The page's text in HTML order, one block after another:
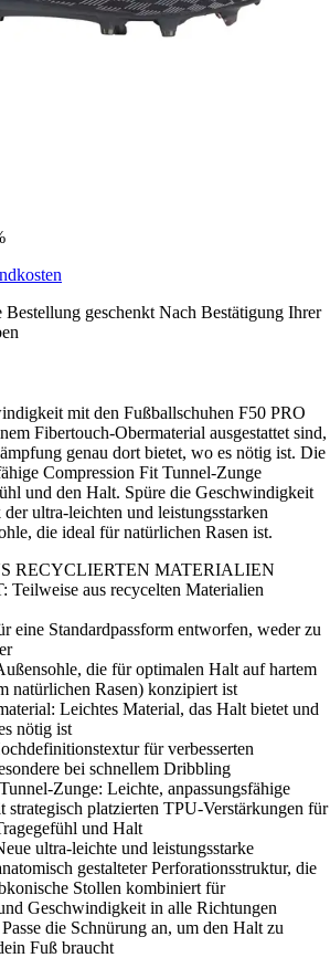
Bestellung geschenkt Nach Bestätigung Ihrer
mit den Fußballschuhen F50 PRO
Fibertouch-Obermaterial ausgestattet sind,
genau dort bietet, wo es nötig ist. Die
Compression Fit Tunnel-Zunge
und den Halt. Spüre die Geschwindigkeit
ultra-leichten und leistungsstarken
die ideal für natürlichen Rasen ist.
RECYCLIERTEN MATERIALIEN
aus recycelten Materialien
eine Standardpassform entworfen, weder zu
die für optimalen Halt auf hartem
natürlichen Rasen) konzipiert ist
Leichtes Material, das Halt bietet und
nötig ist
für verbesserten
bei schnellem Dribbling
Zunge: Leichte, anpassungsfähige
strategisch platzierten TPU-Verstärkungen für
und Halt
ultra-leichte und leistungsstarke
gestalteter Perforationsstruktur, die
Stollen kombiniert für
Geschwindigkeit in alle Richtungen
die Schnürung an, um den Halt zu
Fuß braucht